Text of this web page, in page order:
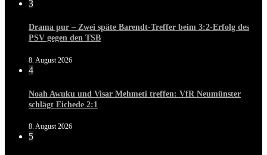
3
Drama pur – Zwei späte Barendt-Treffer beim 3:2-Erfolg des
PSV gegen den TSB
8. August 2026
4
Noah Awuku und Visar Mehmeti treffen: VfR Neumünster
schlägt Eichede 2:1
8. August 2026
5